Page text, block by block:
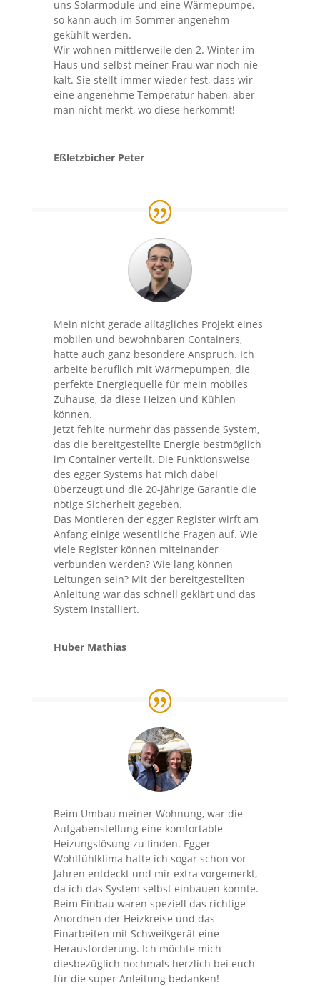
uns Solarmodule und eine Wärmepumpe,
so kann auch im Sommer angenehm
gekühlt werden.
Wir wohnen mittlerweile den 2. Winter im
Haus und selbst meiner Frau war noch nie
kalt. Sie stellt immer wieder fest, dass wir
eine angenehme Temperatur haben, aber
man nicht merkt, wo diese herkommt!
Eßletzbicher Peter
Mein nicht gerade alltägliches Projekt eines
mobilen und bewohnbaren Containers,
hatte auch ganz besondere Anspruch. Ich
arbeite beruflich mit Wärmepumpen, die
perfekte Energiequelle für mein mobiles
Zuhause, da diese Heizen und Kühlen
können.
Jetzt fehlte nurmehr das passende System,
das die bereitgestellte Energie bestmöglich
im Container verteilt. Die Funktionsweise
des egger Systems hat mich dabei
überzeugt und die 20-jährige Garantie die
nötige Sicherheit gegeben.
Das Montieren der egger Register wirft am
Anfang einige wesentliche Fragen auf. Wie
viele Register können miteinander
verbunden werden? Wie lang können
Leitungen sein? Mit der bereitgestellten
Anleitung war das schnell geklärt und das
System installiert.
Huber Mathias
Beim Umbau meiner Wohnung, war die
Aufgabenstellung eine komfortable
Heizungslösung zu finden. Egger
Wohlfühlklima hatte ich sogar schon vor
Jahren entdeckt und mir extra vorgemerkt,
da ich das System selbst einbauen konnte.
Beim Einbau waren speziell das richtige
Anordnen der Heizkreise und das
Einarbeiten mit Schweißgerät eine
Herausforderung. Ich möchte mich
diesbezüglich nochmals herzlich bei euch
für die super Anleitung bedanken!